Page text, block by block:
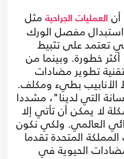
العمليات الجراحية مثل
مفصل الورك
تعتمد على تثبيط
خطورة. وبينما من
تطوير مضادات
الأنابيب بطيء ومكلف.
التي لدينا"، مشددا
لا يمكن أن تأتي إلا
العالمي. ولكي نكون
المتحدة تقدما
الحيوية في